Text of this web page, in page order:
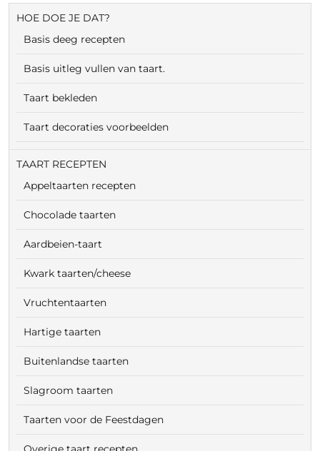
HOE DOE JE DAT?
Basis deeg recepten
Basis uitleg vullen van taart.
Taart bekleden
Taart decoraties voorbeelden
TAART RECEPTEN
Appeltaarten recepten
Chocolade taarten
Aardbeien-taart
Kwark taarten/cheese
Vruchtentaarten
Hartige taarten
Buitenlandse taarten
Slagroom taarten
Taarten voor de Feestdagen